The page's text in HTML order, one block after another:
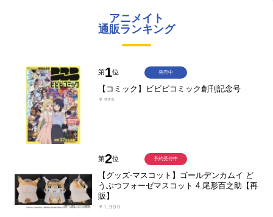
アニメイト
通販ランキング
第1位
【コミック】ビビビコミック創刊記念号
￥935
発売中
第2位
【グッズ-マスコット】ゴールデンカムイ ど
うぶつフォーゼマスコット 4.尾形百之助【再
販】
￥1,980
予約受付中